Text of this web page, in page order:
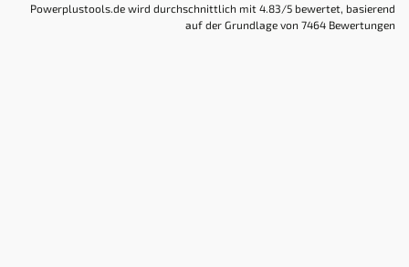
Powerplustools.de wird durchschnittlich mit 4.83 /5 bewertet, basierend
auf der Grundlage von 7464 Bewertungen